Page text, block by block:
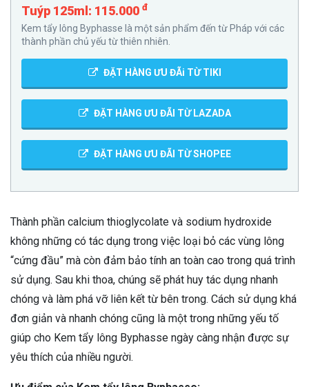
Tuýp 125ml: 115.000 đ
Kem tẩy lông Byphasse là một sản phẩm đến từ Pháp với các
thành phần chủ yếu từ thiên nhiên.
ĐẶT HÀNG ƯU ĐÃi TỪ TIKI
ĐẶT HÀNG ƯU ĐÃI TỪ LAZADA
ĐẶT HÀNG ƯU ĐÃI TỪ SHOPEE
Thành phần calcium thioglycolate và sodium hydroxide
không những có tác dụng trong việc loại bỏ các vùng lông
“cứng đầu” mà còn đảm bảo tính an toàn cao trong quá trình
sử dụng. Sau khi thoa, chúng sẽ phát huy tác dụng nhanh
chóng và làm phá vỡ liên kết từ bên trong. Cách sử dụng khá
đơn giản và nhanh chóng cũng là một trong những yếu tố
giúp cho Kem tẩy lông Byphasse ngày càng nhận được sự
yêu thích của nhiều người.